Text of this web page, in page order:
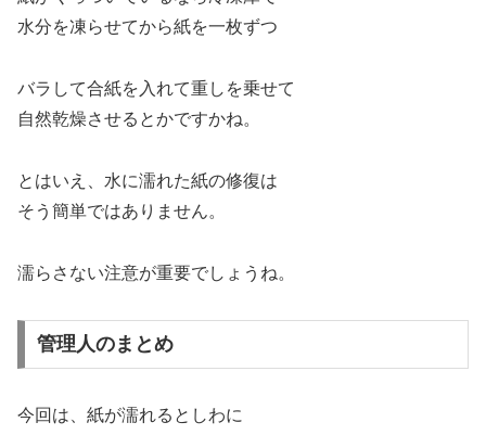
水分を凍らせてから紙を一枚ずつ
バラして合紙を入れて重しを乗せて
自然乾燥させるとかですかね。
とはいえ、水に濡れた紙の修復は
そう簡単ではありません。
濡らさない注意が重要でしょうね。
管理人のまとめ
今回は、紙が濡れるとしわに